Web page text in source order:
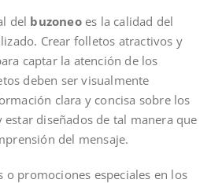
del buzoneoes la calidad del
Crear folletos atractivos y
captar la atención de los
deben ser visualmente
clara y concisa sobre los
diseñados de tal manera que
del mensaje.
o promociones especiales en los